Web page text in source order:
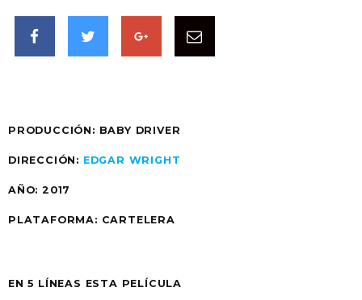
PRODUCCIÓN: BABY DRIVER
DIRECCIÓN: EDGAR WRIGHT
AÑO: 2017
PLATAFORMA: CARTELERA
EN 5 LÍNEAS ESTA PELÍCULA